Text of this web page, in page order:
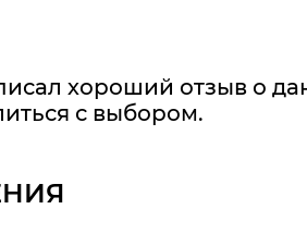
хороший отзыв о
с выбором.